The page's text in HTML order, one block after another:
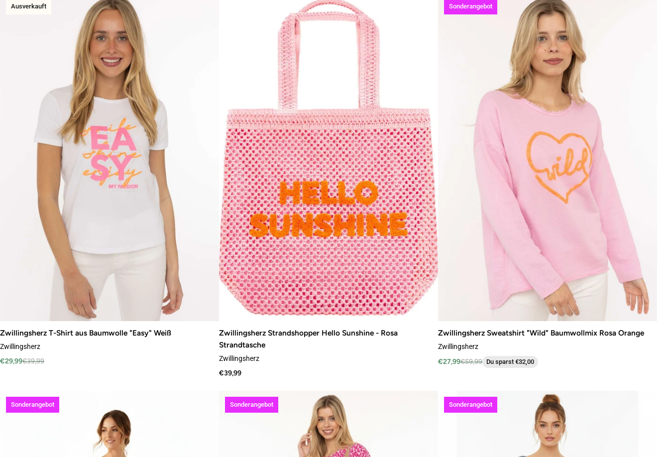
Ausverkauft
Zwillingsherz T-Shirt aus Baumwolle "Easy" Weiß
Zwillingsherz
€29,99€39,99
Zwillingsherz Strandshopper Hello Sunshine - Rosa
Strandtasche
Zwillingsherz
€39,99
Sonderangebot
Zwillingsherz Sweatshirt "Wild" Baumwollmix Rosa Orange
Zwillingsherz
€27,99€59,99 Du sparst €32,00
Sonderangebot Sonderangebot Sonderangebot